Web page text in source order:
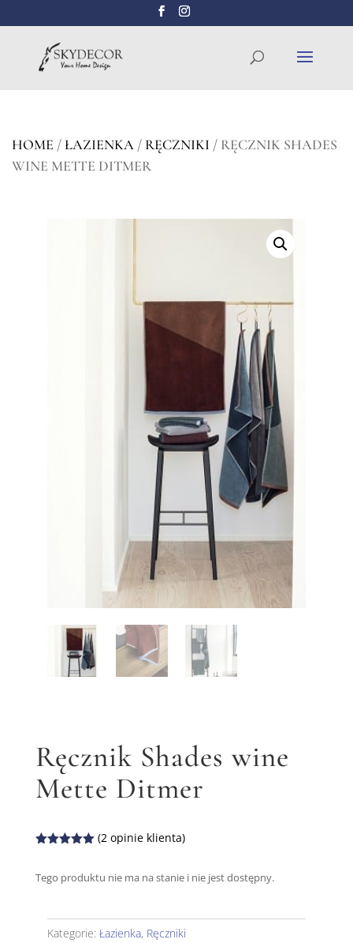
HOME /ŁAZIENKA / RĘCZNIKI / RĘCZNIK SHADES
WINE METTE DITMER
Ręcznik Shades wine
Mette Ditmer
na
(2 opinie klienta)
Tego produktu nie ma na stanie i nie jest dostępny.
Kategorie: Łazienka, Ręczniki